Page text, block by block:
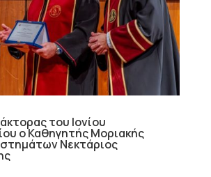
του Ιονίου
ο Καθηγητής Μοριακής
Νεκτάριος